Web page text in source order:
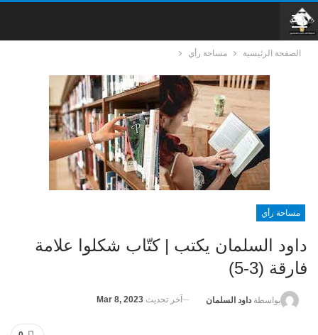
الصفحة الرئيسية مساحة رأي
مساحة رأي
داود السلمان يكتب | كتّاب شكلوا علامة
فارقة (3-5)
بواسطة داود السلمان آخر تحديث Mar 8, 2023